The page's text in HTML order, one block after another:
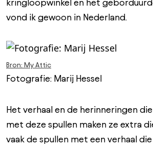
kringloopwinkel en het
vond ik gewoon in Nederland.
Bron: My Attic
Fotografie: Marij Hessel
Het verhaal en de herinneringen
met deze spullen maken ze extra
vaak de spullen met een verhaal